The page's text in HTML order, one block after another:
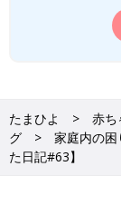
たまひよ 赤ち
グ
家庭内の
た日記#63】